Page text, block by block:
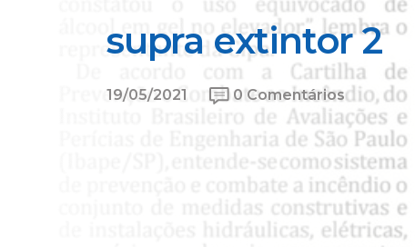
supra extintor 2
19/05/2021 0 Comentários